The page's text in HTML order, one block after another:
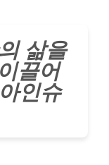
삶을
끌어
인슈